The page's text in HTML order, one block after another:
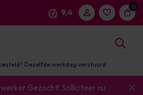
9,4
0
Dezelfde werkdag verstuurd
Gezocht! Solliciteer nu